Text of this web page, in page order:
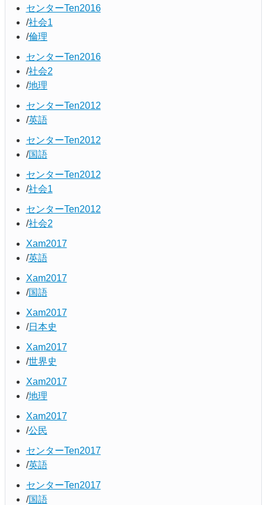
センターTen2016
社会1
倫理
センターTen2016
社会2
地理
センターTen2012
英語
センターTen2012
国語
センターTen2012
社会1
センターTen2012
社会2
Xam2017
英語
Xam2017
国語
Xam2017
日本史
Xam2017
世界史
Xam2017
地理
Xam2017
公民
センターTen2017
英語
センターTen2017
国語